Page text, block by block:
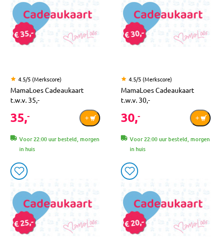
4.5/5 (Merkscore)
MamaLoes Cadeaukaart
t.w.v. 35,-
35,-
Voor 22:00 uur besteld, morgen
in huis
4.5/5 (Merkscore)
MamaLoes Cadeaukaart
t.w.v. 30,-
30,-
Voor 22:00 uur besteld, morgen
in huis